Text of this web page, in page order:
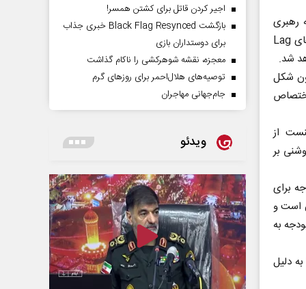
به رهبری
میخائیل ملکیالی از حزب شاس است که به منظور حفاظت از مراکز زیارتگاه، جشن‌های Lag
برای حمایت از دادگاه‌های دینی و ۱.۵ میلیون شکل
اختصاص
از
بر
برای
است و
به
دلیل
اجیر کردن قاتل برای کشتن همسر!
بازگشت Black Flag Resynced خبری جذاب
برای دوستداران بازی
معجزه، نقشه شوهرکشی را ناکام گذاشت
توصیه‌های هلال‌احمر برای روز‌های گرم
جام‌جهانی مهاجران
ویدئو